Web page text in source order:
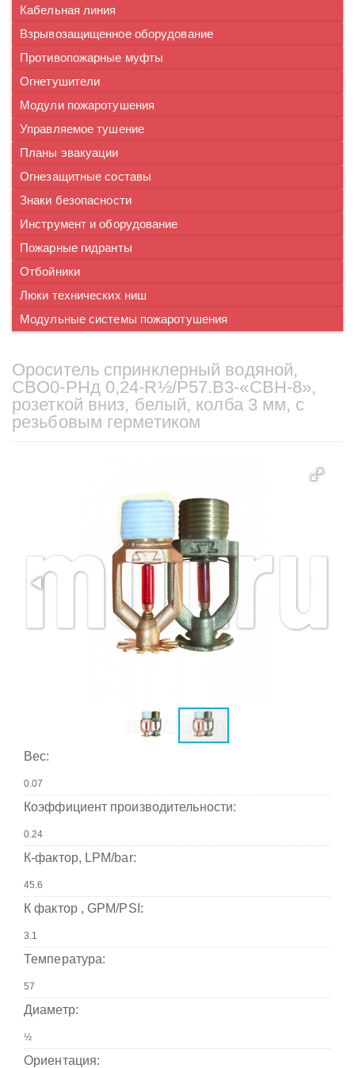
Кабельная линия
Взрывозащищенное оборудование
Противопожарные муфты
Огнетушители
Модули пожаротушения
Управляемое тушение
Планы эвакуации
Огнезащитные составы
Знаки безопасности
Инструмент и оборудование
Пожарные гидранты
Отбойники
Люки технических ниш
Модульные системы пожаротушения
Ороситель спринклерный водяной,
CBO0-PНд 0,24-R½/P57.B3-«CBН-8»,
розеткой вниз, белый, колба 3 мм, с
резьбовым герметиком
Вес:
Коэффициент производительности:
К-фактор, LPM/bar:
К фактор , GPM/PSI:
Температура:
Диаметр:
Ориентация: